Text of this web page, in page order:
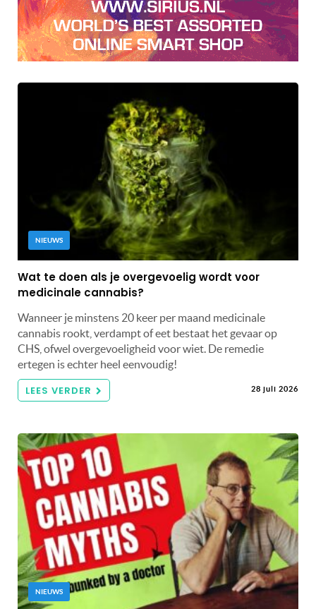
NIEUWS
Wat te doen als je overgevoelig wordt voor
medicinale cannabis?
Wanneer je minstens 20 keer per maand medicinale
cannabis rookt, verdampt of eet bestaat het gevaar op
CHS, ofwel overgevoeligheid voor wiet. De remedie
ertegen is echter heel eenvoudig!
LEES VERDER 28 juli 2026
NIEUWS